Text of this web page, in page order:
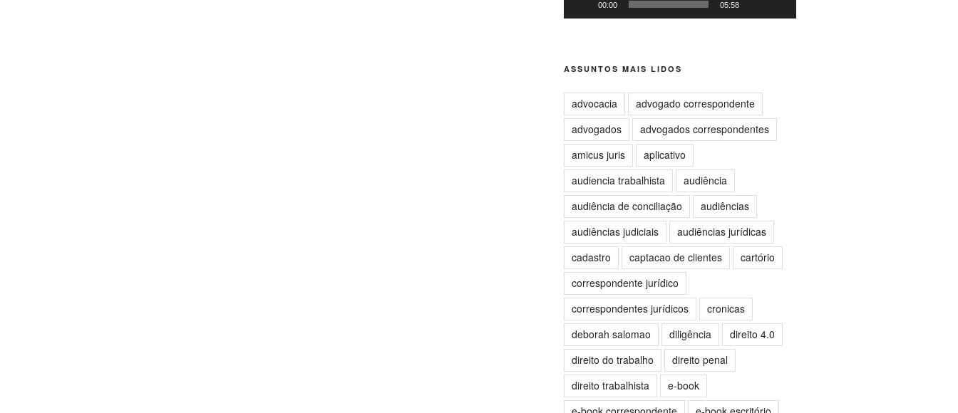
00:00 05:58
ASSUNTOS MAIS LIDOS
advocacia
advogado correspondente
advogados
advogados correspondentes
amicus juris
aplicativo
audiencia trabalhista
audiência
audiência de conciliação
audiências
audiências judiciais
audiências jurídicas
cadastro
captacao de clientes
cartório
correspondente jurídico
correspondentes jurídicos
cronicas
deborah salomao
diligência
direito 4.0
direito do trabalho
direito penal
direito trabalhista
e-book